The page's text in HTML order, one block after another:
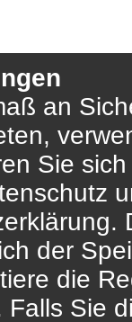
an
Sie
der
die
Sie